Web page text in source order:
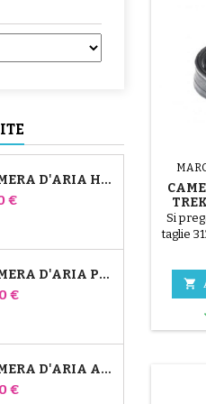
CAMERA D'ARIA HIGH TREK BÉBÉ CONFORT
€
CAMERA D'ARIA PER PASSEGGINO JANÉ SLALOM PRO E POWERTWIN
€
CAMERA D'ARIA ANTERIORE DEL PASSEGGINO BUGABOO DONKEY
€
Si
taglie
a 3
sotto
